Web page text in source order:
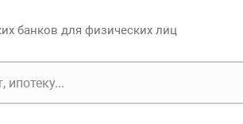
банков для физических лиц